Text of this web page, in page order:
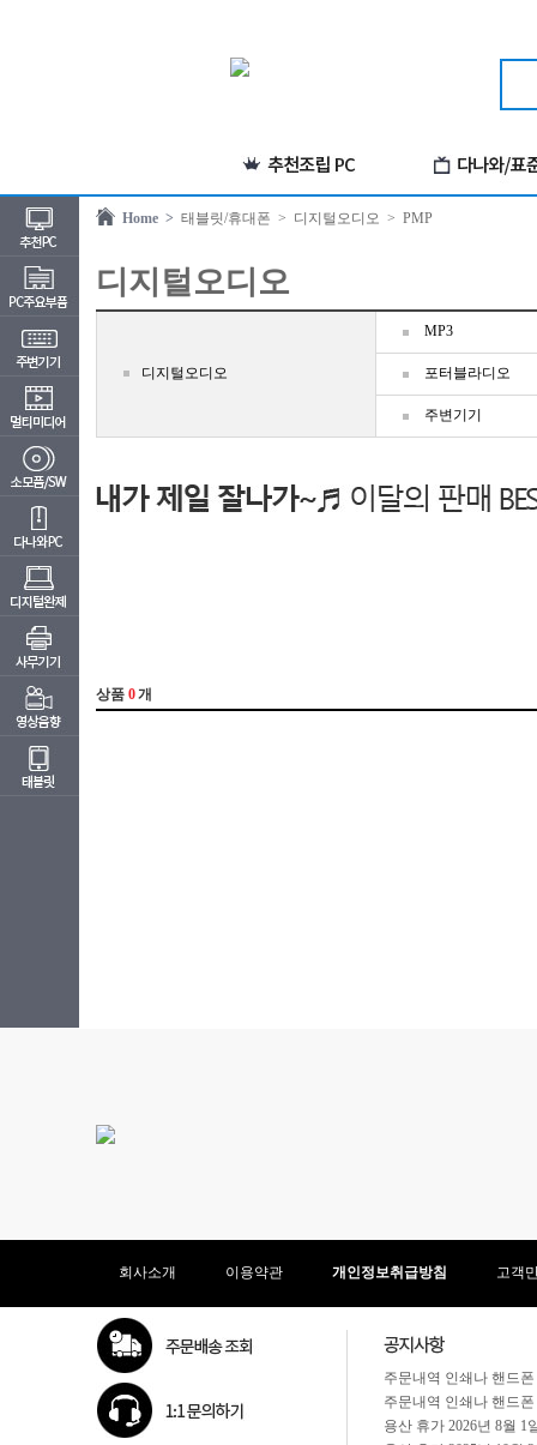
Home > 태블릿/휴대폰 > 디지털오디오 > PMP
디지털오디오
디지털오디오
MP3
포터블라디오
주변기기
회사소개 이용약관 개인정보취급방침 고객